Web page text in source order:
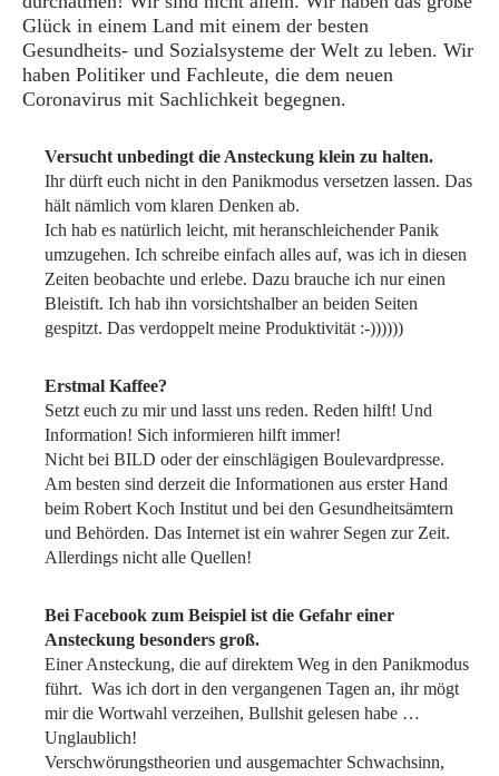
Glück in einem Land mit einem der besten
Gesundheits- und Sozialsysteme der Welt zu leben. Wir
haben Politiker und Fachleute, die dem neuen
Coronavirus mit Sachlichkeit begegnen.
Versucht unbedingt die Ansteckung klein zu halten.
Ihr dürft euch nicht in den Panikmodus versetzen lassen. Das
hält nämlich vom klaren Denken ab.
Ich hab es natürlich leicht, mit heranschleichender Panik
umzugehen. Ich schreibe einfach alles auf, was ich in diesen
Zeiten beobachte und erlebe. Dazu brauche ich nur einen
Bleistift. Ich hab ihn vorsichtshalber an beiden Seiten
gespitzt. Das verdoppelt meine Produktivität :-))))))
Erstmal Kaffee?
Setzt euch zu mir und lasst uns reden. Reden hilft! Und
Information! Sich informieren hilft immer!
Nicht bei BILD oder der einschlägigen Boulevardpresse.
Am besten sind derzeit die Informationen aus erster Hand
beim Robert Koch Institut und bei den Gesundheitsämtern
und Behörden. Das Internet ist ein wahrer Segen zur Zeit.
Allerdings nicht alle Quellen!
Bei Facebook zum Beispiel ist die Gefahr einer
Ansteckung besonders groß.
Einer Ansteckung, die auf direktem Weg in den Panikmodus
führt. Was ich dort in den vergangenen Tagen an, ihr mögt
mir die Wortwahl verzeihen, Bullshit gelesen habe …
Unglaublich!
Verschwörungstheorien und ausgemachter Schwachsinn,